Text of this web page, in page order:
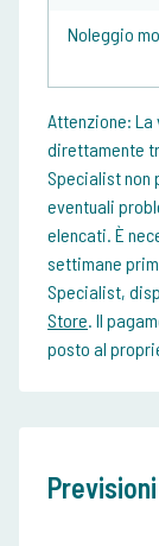
Noleggio
Attenzione: La
direttamente
Specialist non
eventuali
elencati. È
settimane
Specialist,
Store. Il
posto al